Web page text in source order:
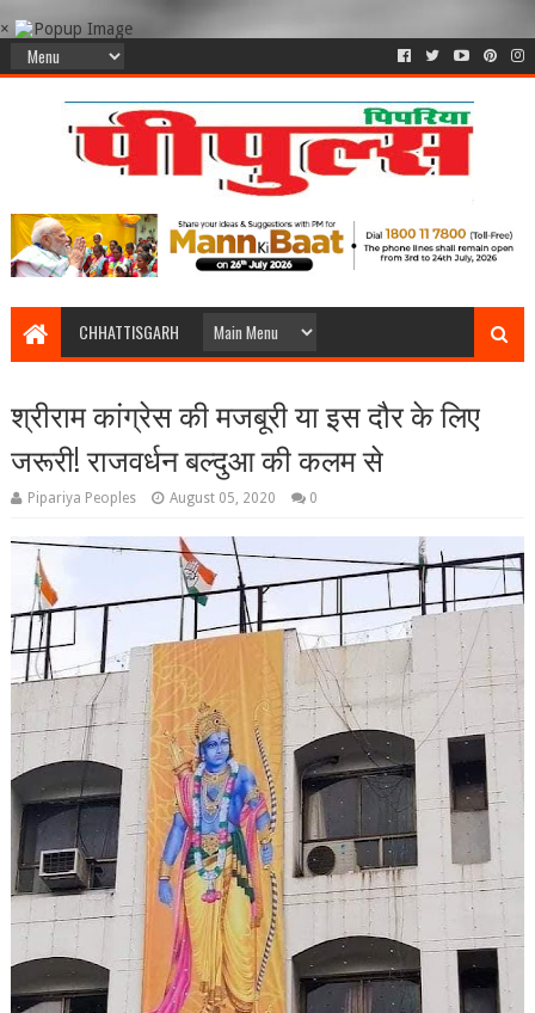
×
CHHATTISGARH
श्रीराम कांग्रेस की मजबूरी या इस दौर के लिए
जरूरी! राजवर्धन बल्दुआ की कलम से
Pipariya Peoples August 05, 2020 0